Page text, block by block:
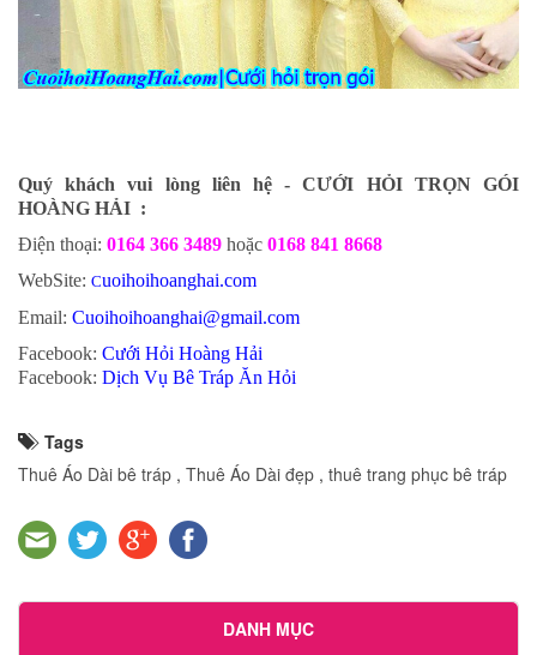
Quý khách vui lòng liên hệ - CƯỚI HỎI TRỌN GÓI
HOÀNG HẢI :
Điện thoại: 0164 366 3489 hoặc 0168 841 8668
WebSite: Cuoihoihoanghai.com
Email: Cuoihoihoanghai@gmail.com
Facebook: Cưới Hỏi Hoàng Hải
Facebook: Dịch Vụ Bê Tráp Ăn Hỏi
Tags
Thuê Áo Dài bê tráp , Thuê Áo Dài đẹp , thuê trang phục bê tráp
DANH MỤC